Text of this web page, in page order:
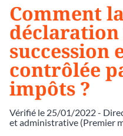
Comment
déclaration
succession
contrôlée
impôts ?
Vérifié le 25/01/2022 -
et administrative (Premier